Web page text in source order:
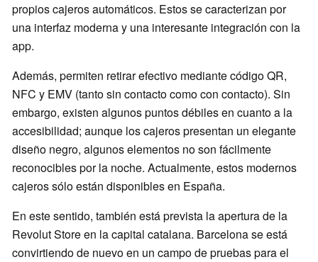
propios cajeros automáticos. Estos se caracterizan por
una interfaz moderna y una interesante integración con la
app.
Además, permiten retirar efectivo mediante código QR,
NFC y EMV (tanto sin contacto como con contacto). Sin
embargo, existen algunos puntos débiles en cuanto a la
accesibilidad; aunque los cajeros presentan un elegante
diseño negro, algunos elementos no son fácilmente
reconocibles por la noche. Actualmente, estos modernos
cajeros sólo están disponibles en España.
En este sentido, también está prevista la apertura de la
Revolut Store en la capital catalana. Barcelona se está
convirtiendo de nuevo en un campo de pruebas para el